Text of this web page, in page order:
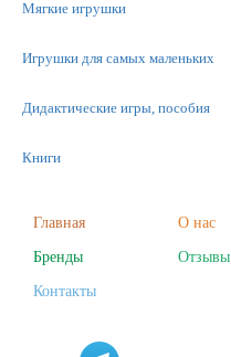
Мягкие игрушки
Игрушки для самых маленьких
Дидактические игры, пособия
Книги
Фигурки
Главная О нас
Бренды Отзывы
Контакты